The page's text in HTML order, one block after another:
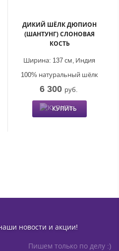
ДИКИЙ ШЁЛК ДЮПИОН
(ШАНТУНГ) СЛОНОВАЯ
КОСТЬ
Индия
Ширина: 137 см,
100% натуральный шёлк
6 300 руб.
КУПИТЬ
новости и акции!
Пишем только по делу :)